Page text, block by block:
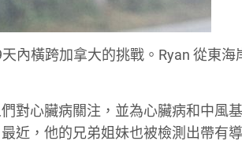
內橫跨加拿大的挑戰。Ryan 從東海
對心臟病關注，並為心臟病和中風
近，他的兄弟姐妹也被檢測出帶有